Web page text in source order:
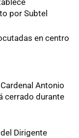
por Subtel
en centro
Antonio
cerrado durante
Dirigente